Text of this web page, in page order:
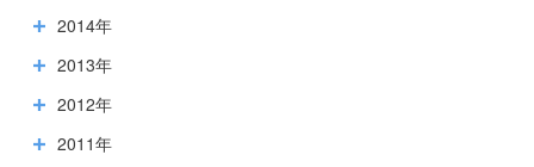
2014年
2013年
2012年
2011年